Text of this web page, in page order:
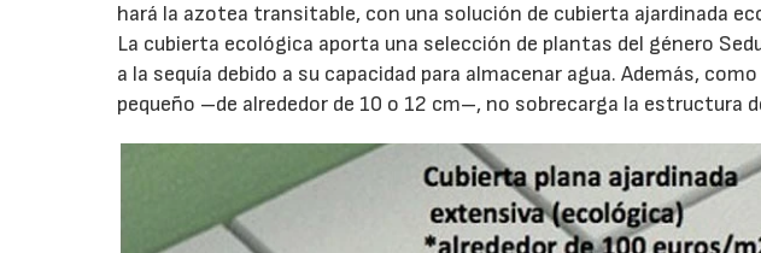
hará la azotea transitable, con una solución de cubierta ajardinada
La cubierta ecológica aporta una selección de plantas del género
a la sequía debido a su capacidad para almacenar agua. Además,
pequeño –de alrededor de 10 o 12 cm–, no sobrecarga la estructura